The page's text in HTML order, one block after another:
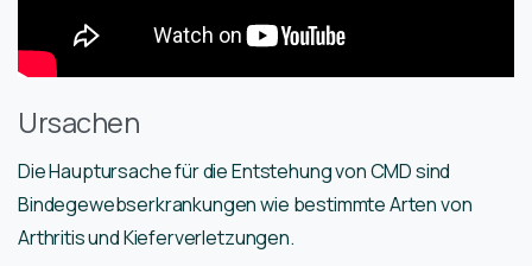
Ursachen
Die Hauptursache für die Entstehung von CMD sind
Bindegewebserkrankungen wie bestimmte Arten von
Arthritis und Kieferverletzungen.